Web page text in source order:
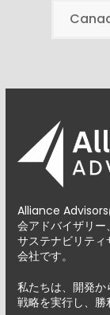
Alliance Advisors
会アドバイザリー
サステナビリテ
会社です。
私たちは、開発
戦略を実行し、勝